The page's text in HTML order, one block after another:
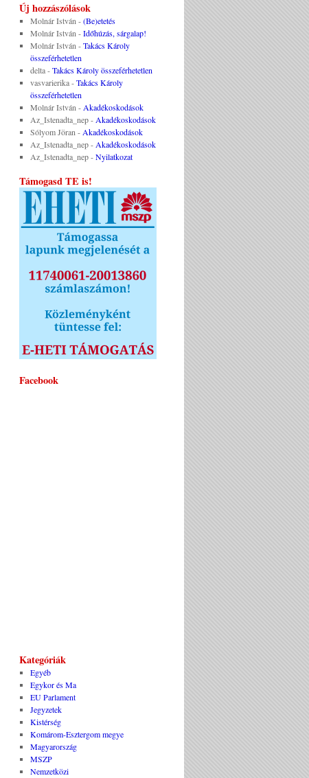
Új hozzászólások
Molnár István -(Be)etetés
Molnár István -Időhúzás, sárgalap!
Molnár István -Takács Károly
összeférhetetlen
delta-Takács Károly összeférhetetlen
vasvarierika-Takács Károly
összeférhetetlen
Molnár István - Akadékoskodások
Az_Istenadta_nep- Akadékoskodások
Sólyom Jöran - Akadékoskodások
Az_Istenadta_nep- Akadékoskodások
Az_Istenadta_nep-Nyilatkozat
Támogasd TE is!
Facebook
Kategóriák
Egyéb
Egykor és Ma
EU Parlament
Jegyzetek
Kistérség
Komárom-Esztergom megye
Magyarország
MSZP
Nemzetközi